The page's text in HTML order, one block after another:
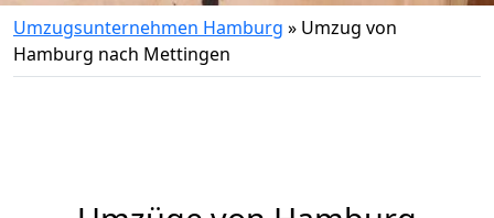
Umzugsunternehmen Hamburg » Umzug von
Hamburg nach Mettingen